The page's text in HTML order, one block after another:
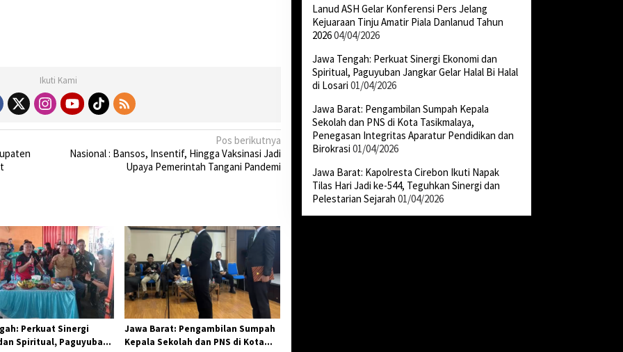
Ikuti Kami
Pos berikutnya
Nasional : Bansos, Insentif, Hingga Vaksinasi Jadi
Upaya Pemerintah Tangani Pandemi
Perkuat Sinergi
Spiritual, Paguyuban
Jawa Barat: Pengambilan Sumpah
Kepala Sekolah dan PNS di Kota
Lanud ASH Gelar Konferensi Pers Jelang
Kejuaraan Tinju Amatir Piala Danlanud Tahun
202604/04/2026
Jawa Tengah: Perkuat Sinergi Ekonomi dan
Spiritual, Paguyuban Jangkar Gelar Halal Bi Halal
di Losari 01/04/2026
Jawa Barat: Pengambilan Sumpah Kepala
Sekolah dan PNS di Kota Tasikmalaya,
Penegasan Integritas Aparatur Pendidikan dan
Birokrasi 01/04/2026
Jawa Barat: Kapolresta Cirebon Ikuti Napak
Tilas Hari Jadi ke-544, Teguhkan Sinergi dan
Pelestarian Sejarah 01/04/2026